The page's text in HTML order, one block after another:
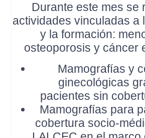
Durante este mes se
actividades vinculadas a
y la formación:
osteoporosis y cáncer
Mamografías y
ginecológicas
pacientes sin
Mamografías para
cobertura socio-